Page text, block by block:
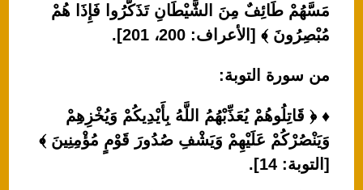
مَسَّهُمْ طَائِفٌ مِنَ الشَّيْطَانِ تَذَكَّرُوا فَإِذَا هُمْ
مُبْصِرُونَ ﴾ [الأعراف: 200، 201].
من سورة التوبة:
♦ ﴿ قَاتِلُوهُمْ يُعَذِّبْهُمُ اللَّهُ بِأَيْدِيكُمْ وَيُخْزِهِمْ
وَيَنْصُرْكُمْ عَلَيْهِمْ وَيَشْفِ صُدُورَ قَوْمٍ مُؤْمِنِينَ ﴾
[التوبة: 14].